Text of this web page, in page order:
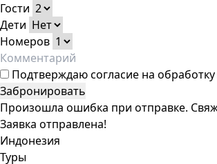
Гости
Дети
Номеров
Подтверждаюсогласие на
Забронировать
Произошла ошибка при отправке.
Заявка отправлена!
Индонезия
Туры